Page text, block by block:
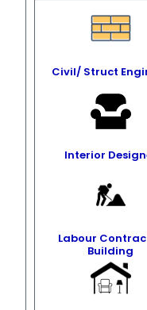
Civil/ Struct
Interior
Labour
Building